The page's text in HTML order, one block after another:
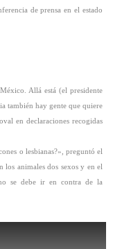
de prensa en el estado
Allá está (el presidente
también hay gente que quiere
en declaraciones recogidas
o lesbianas?», preguntó el
los animales dos sexos y en el
se debe ir en contra de la